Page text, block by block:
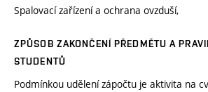
Spalovací zařízení a ochrana ovzduší,
ZPŮSOB ZAKONČENÍ PŘEDMĚTU A
STUDENTŮ
Podmínkou udělení zápočtu je aktivita na